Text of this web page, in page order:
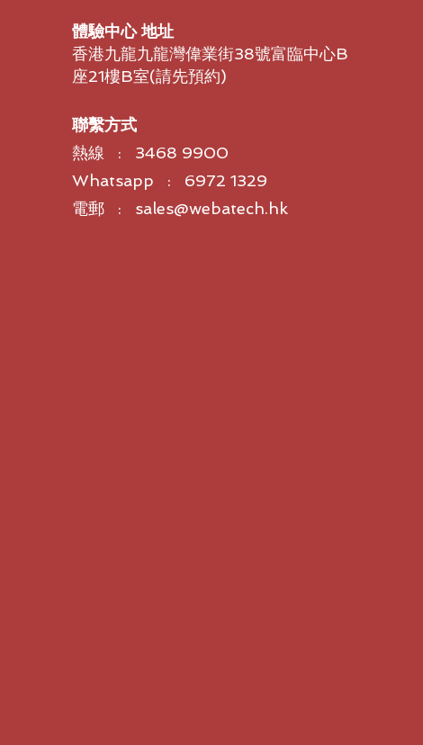
體驗中心 地址
香港九龍九龍灣偉業街38號富臨中心B
座21樓B室​(請先預約)
聯繫方式
熱線 : 3468 9900
Whatsapp : 6972 1329
電郵 : sales@webatech.hk